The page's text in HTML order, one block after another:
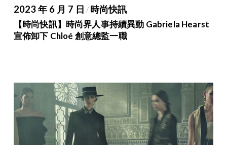
2023 年 6 月 7 日 / 時尚快訊
【時尚快訊】時尚界人事持續異動 Gabriela Hearst
宣佈卸下 Chloé 創意總監一職